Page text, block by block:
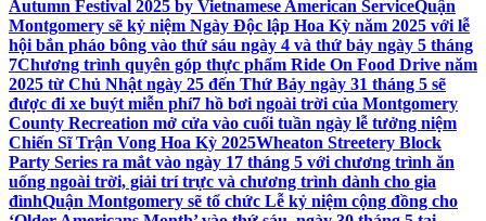
Autumn Festival 2025 by Vietnamese American ServiceQuận
Montgomery sẽ kỷ niệm Ngày Độc lập Hoa Kỳ năm 2025 với lễ
hội bắn pháo bông vào thứ sáu ngày 4 và thứ bảy ngày 5 tháng
7Chương trình quyên góp thực phẩm Ride On Food Drive năm
2025 từ Chủ Nhật ngày 25 đến Thứ Bảy ngày 31 tháng 5 sẽ
được đi xe buýt miễn phí7 hồ bơi ngoài trời của Montgomery
County Recreation mở cửa vào cuối tuần ngày lễ tưởng niệm
Chiến Sĩ Trận Vong Hoa Kỳ 2025Wheaton Streetery Block
Party Series ra mắt vào ngày 17 tháng 5 với chương trình ăn
uống ngoài trời, giải trí trực và chương trình dành cho gia
đìnhQuận Montgomery sẽ tổ chức Lễ kỷ niệm cộng đồng cho